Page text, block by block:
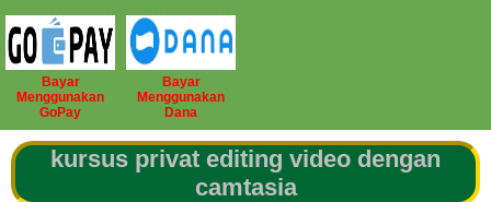
Bayar
Menggunakan
GoPay
Bayar
Menggunakan
Dana
kursus privat editing video dengan
camtasia